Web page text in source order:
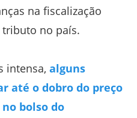
na fiscalização
tributo no país.
intensa, alguns
até o dobro do preço
bolso do